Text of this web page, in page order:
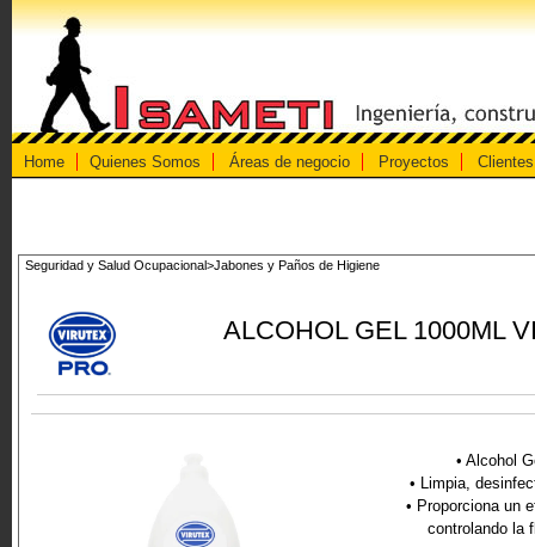
Home Quienes Somos Áreas de negocio Proyectos Clientes
Seguridad y Salud Ocupacional>Jabones y Paños de Higiene
ALCOHOL GEL 1000ML
• Alcohol
• Limpia,
• Proporciona un
controlando la